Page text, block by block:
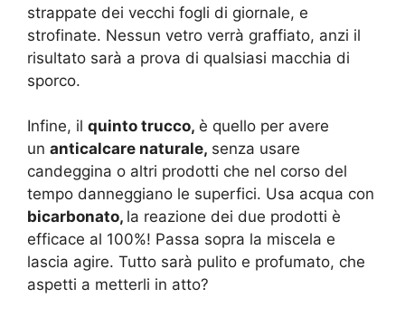
strappate dei vecchi fogli di giornale, e
strofinate. Nessun vetro verrà graffiato, anzi il
risultato sarà a prova di qualsiasi macchia di
sporco.
Infine, il quinto trucco, è quello per avere
un anticalcare naturale, senza usare
candeggina o altri prodotti che nel corso del
tempo danneggiano le superfici. Usa acqua con
bicarbonato, la reazione dei due prodotti è
efficace al 100%! Passa sopra la miscela e
lascia agire. Tutto sarà pulito e profumato, che
aspetti a metterli in atto?